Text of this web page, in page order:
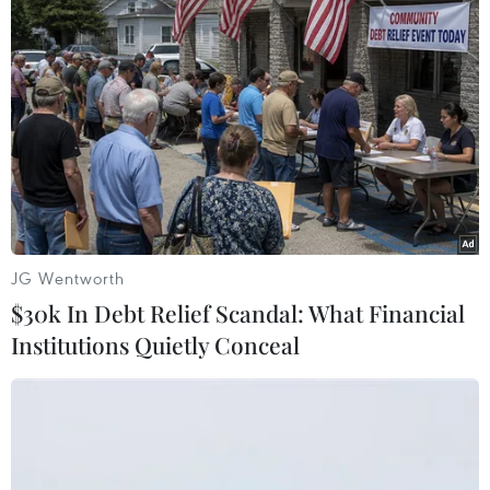
Thiếu tài xế, khoảng 25-30% xe đầu
kéo phải nằm bãi
02/08/2026 09:42
Chiêm ngưỡng những mẫu
xe hiếm tại Triển lãm ProDvizhenie-
Toyota giữ vững vị trí hãng xe bán
JG Wentworth
$30k In Debt Relief Scandal: What Financial
Institutions Quietly Conceal